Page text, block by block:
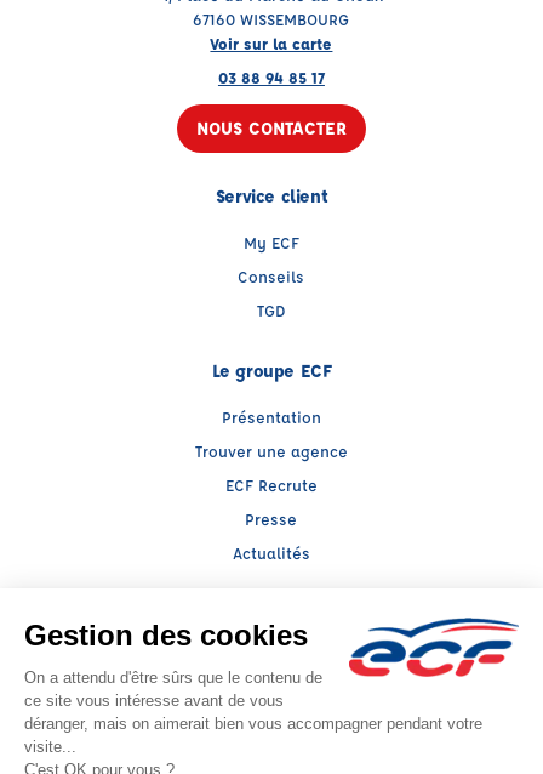
67160 WISSEMBOURG
Voir sur la carte
03 88 94 85 17
NOUS CONTACTER
Service client
My ECF
Conseils
TGD
Le groupe ECF
Présentation
Trouver une agence
ECF Recrute
Presse
Actualités
Facebook (nouvelle fenêtre)
Instagram (nouvelle fenêtre)
LinkedIn (nouvelle fenêtre)
TikTok (nouvelle fenêtre)
Raison sociale : LLERENA ALSACE - Capital social: 100000€
SIREN: 393817259 - Numéro de TVA intracommunautaire: FR 34 393817259
Agrément n°E1606700300